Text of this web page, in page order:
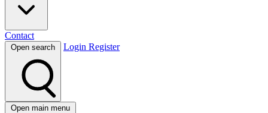
Contact
Open search Login Register
Open main menu